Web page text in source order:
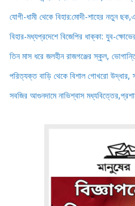
যোগী-ধামী থেকে বিহার:মোদী-শাহের নতুন
বিহার-মধ্যপ্রদেশে বিজেপির ধাক্কা: যুব-
তিন মাস ধরে জলহীন রাজগঞ্জের স্কুল,
পরিত্যক্ত বাড়ি থেকে বিশাল গোখরো উদ্ধার,
সবজির আগুনদামে নাভিশ্বাস